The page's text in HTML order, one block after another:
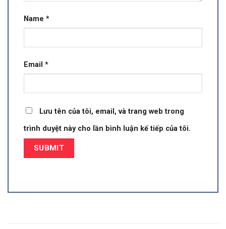
Name *
Email *
Lưu tên của tôi, email, và trang web trong
trình duyệt này cho lần bình luận kế tiếp của tôi.